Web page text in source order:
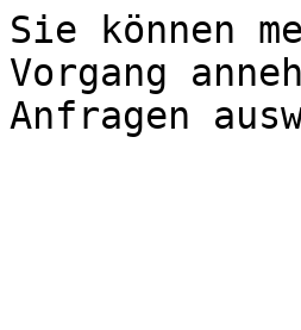
Sie können
Vorgang